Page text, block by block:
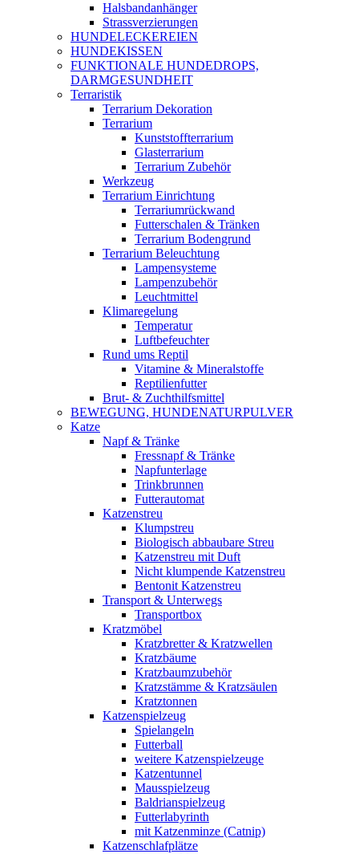
Halsbandanhänger
Strassverzierungen
HUNDELECKEREIEN
HUNDEKISSEN
FUNKTIONALE HUNDEDROPS,
DARMGESUNDHEIT
Terraristik
Terrarium Dekoration
Terrarium
Kunststoffterrarium
Glasterrarium
Terrarium Zubehör
Werkzeug
Terrarium Einrichtung
Terrariumrückwand
Futterschalen & Tränken
Terrarium Bodengrund
Terrarium Beleuchtung
Lampensysteme
Lampenzubehör
Leuchtmittel
Klimaregelung
Temperatur
Luftbefeuchter
Rund ums Reptil
Vitamine & Mineralstoffe
Reptilienfutter
Brut- & Zuchthilfsmittel
BEWEGUNG, HUNDENATURPULVER
Katze
Napf & Tränke
Fressnapf & Tränke
Napfunterlage
Trinkbrunnen
Futterautomat
Katzenstreu
Klumpstreu
Biologisch abbaubare Streu
Katzenstreu mit Duft
Nicht klumpende Katzenstreu
Bentonit Katzenstreu
Transport & Unterwegs
Transportbox
Kratzmöbel
Kratzbretter & Kratzwellen
Kratzbäume
Kratzbaumzubehör
Kratzstämme & Kratzsäulen
Kratztonnen
Katzenspielzeug
Spielangeln
Futterball
weitere Katzenspielzeuge
Katzentunnel
Mausspielzeug
Baldrianspielzeug
Futterlabyrinth
mit Katzenminze (Catnip)
Katzenschlafplätze